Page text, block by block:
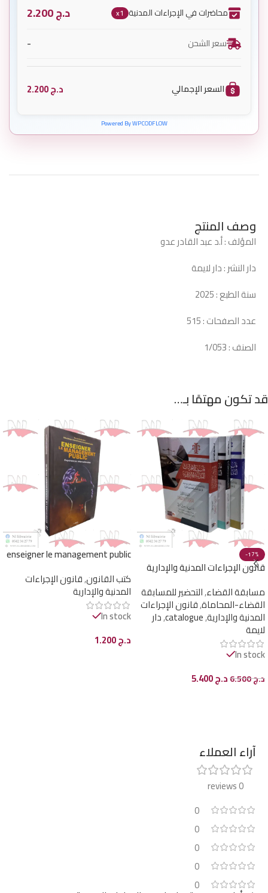
محاضرات في الإجراءات المدنية x1 د.ج
سعر الشحن -
السعر الإجمالي د.ج
Powered By WPCODFLOW
وصف المنتج
المؤلف : أ.د عبد القادر عدو
دار النشر : دار لايمة
سنة الطبع : 2025
عدد الصفحات : 515
الصنف : 1/053
قد تكون مهتمًا بـ…
-17%
قانون الإجراءات المدنية والإدارية
مسابقة القضاء,التحضير للمسابقة
القضاء-المحاماة,قانون الإجراءات
المدنية والإدارية,
catalogue
,دار
لايمة
In stock
د.ج6.500 د.ج
enseigner le management public
كتب القانون,قانون الإجراءات
المدنية والإدارية
In stock
د.ج
آراء العملاء
0 reviews
0
0
0
0
0